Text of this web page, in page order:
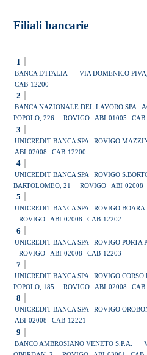
Filiali bancarie
1
BANCA D'ITALIA VIA DOMENICO
CAB 12200
2
BANCA NAZIONALE DEL LAVORO SPA
POPOLO, 226
ROVIGO ABI 01005 CAB
3
UNICREDIT BANCA SPA ROVIGO
ABI 02008 CAB 12200
4
UNICREDIT BANCA SPA ROVIGO
BARTOLOMEO, 21
ROVIGO ABI 02008
5
UNICREDIT BANCA SPA ROVIGO BOARA
ROVIGO
ABI 02008 CAB 12202
6
UNICREDIT BANCA SPA ROVIGO PORTA
ROVIGO
ABI 02008 CAB 12203
7
UNICREDIT BANCA SPA ROVIGO CORSO
POPOLO, 185
ROVIGO ABI 02008 CAB
8
UNICREDIT BANCA SPA ROVIGO
ABI 02008 CAB 12221
9
BANCO AMBROSIANO VENETO S.P.A.